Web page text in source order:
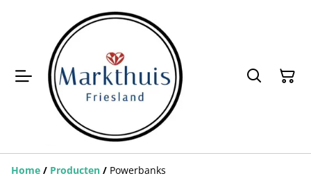
Home / Producten / Powerbanks